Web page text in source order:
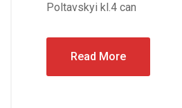
Poltavskyi kl.4 can
Read More